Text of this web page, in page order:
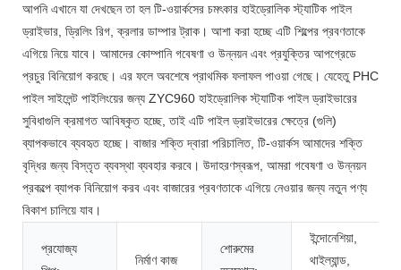
আপনি এখানে যা দেখছেন তা হল টি-ওয়ার্কসের চমৎকার হাইড্রোলিক স্ট্যাটিক পাইল
ড্রাইভার, ড্রিলিং রিগ, ক্রলার ডাম্পার ট্রাক। আশা করা হচ্ছে এটি শিল্পের প্রবণতাকে
এগিয়ে নিয়ে যাবে। আমাদের কোম্পানি গবেষণা ও উন্নয়ন এবং প্রযুক্তির আপগ্রেডে
প্রচুর বিনিয়োগ করছে। এর ফলে অবশেষে প্রাথমিক ফলাফল পাওয়া গেছে। যেহেতু PHC
পাইল সাইলেন্ট পাইলিংয়ের জন্য ZYC960 হাইড্রোলিক স্ট্যাটিক পাইল ড্রাইভারের
সুবিধাগুলি ক্রমাগত আবিষ্কৃত হচ্ছে, তাই এটি পাইল ড্রাইভারের ক্ষেত্রে (গুলি)
ব্যাপকভাবে ব্যবহৃত হচ্ছে। বাজার শক্তি দ্বারা পরিচালিত, টি-ওয়ার্কস আমাদের শক্তি
বৃদ্ধির জন্য বিস্তৃত ব্যবস্থা ব্যবহার করবে। উদাহরণস্বরূপ, আমরা গবেষণা ও উন্নয়ন
প্রকল্পে ব্যাপক বিনিয়োগ করব এবং বাজারের প্রবণতাকে এগিয়ে নেওয়ার জন্য নতুন পণ্য
বিকাশ চালিয়ে যাব।
প্রযোজ্য
নির্মাণ কাজ
শোরুমের
ইন্দোনেশিয়া,
থাইল্যান্ড,